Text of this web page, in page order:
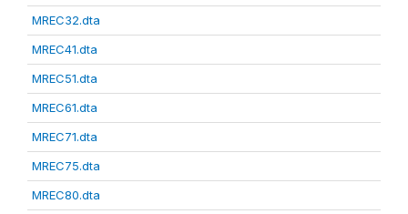
MREC32.dta
MREC41.dta
MREC51.dta
MREC61.dta
MREC71.dta
MREC75.dta
MREC80.dta